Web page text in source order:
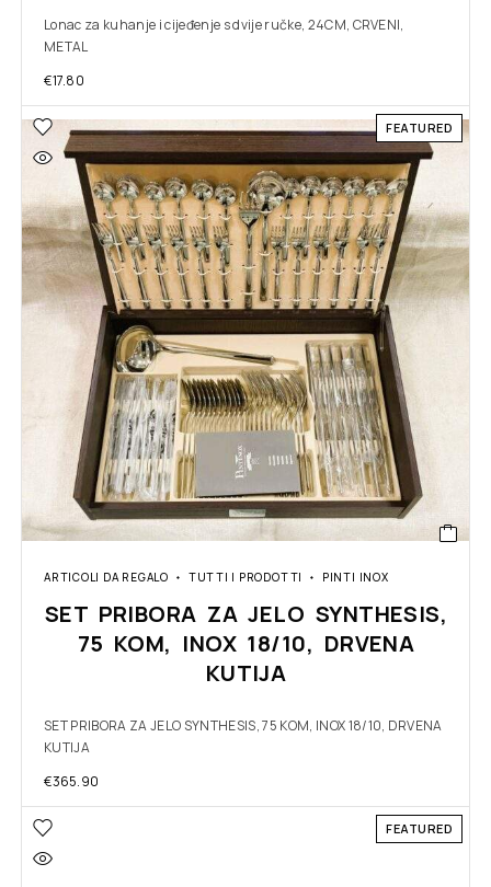
Lonac za kuhanje i cijeđenje s dvije ručke, 24CM, CRVENI,
METAL
€17.80
FEATURED
ARTICOLI DA REGALO TUTTI I PRODOTTI PINTI INOX
SET PRIBORA ZA JELO SYNTHESIS,
75 KOM, INOX 18/10, DRVENA
KUTIJA
SET PRIBORA ZA JELO SYNTHESIS, 75 KOM, INOX 18/10, DRVENA
KUTIJA
€365.90
FEATURED